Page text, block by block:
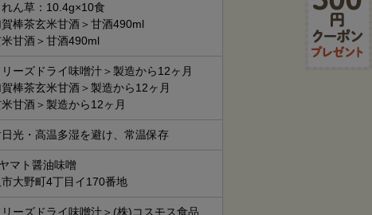
れん草：10.4g×10食
賀棒茶玄米甘酒＞甘酒490ml
米甘酒＞甘酒490ml
リーズドライ味噌汁＞製造から12ヶ月
賀棒茶玄米甘酒＞製造から12ヶ月
米甘酒＞製造から12ヶ月
光・高温多湿を避け、常温保存
マト醤油味噌
大野町4丁目イ170番地
リーズドライ味噌汁＞(株)コスモス食品